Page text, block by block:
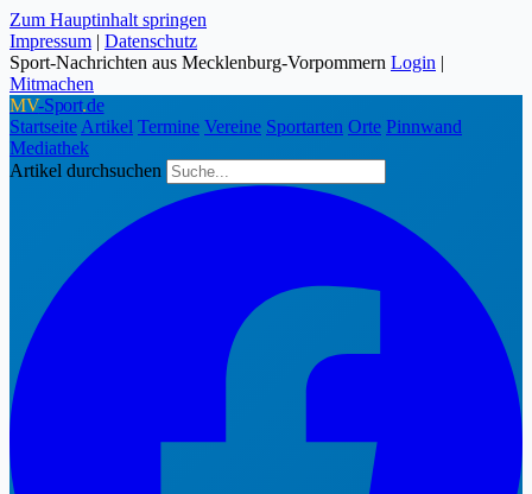
Zum Hauptinhalt springen
Impressum | Datenschutz
Sport-Nachrichten aus Mecklenburg-Vorpommern Login |
Mitmachen
MV-Sport.de
Startseite Artikel Termine Vereine Sportarten Orte Pinnwand
Mediathek
Artikel durchsuchen